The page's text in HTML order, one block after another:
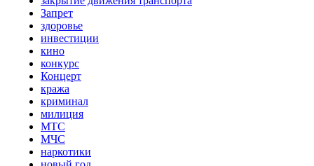
Запрет
здоровье
инвестиции
кино
конкурс
Концерт
кража
криминал
милиция
МТС
МЧС
наркотики